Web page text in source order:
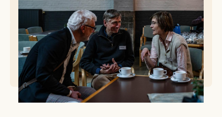
Pour entrer en contact les fraternités francophones des
Laïcs dominicains :
https://www.laicsdominicains.be/les-fraternites/